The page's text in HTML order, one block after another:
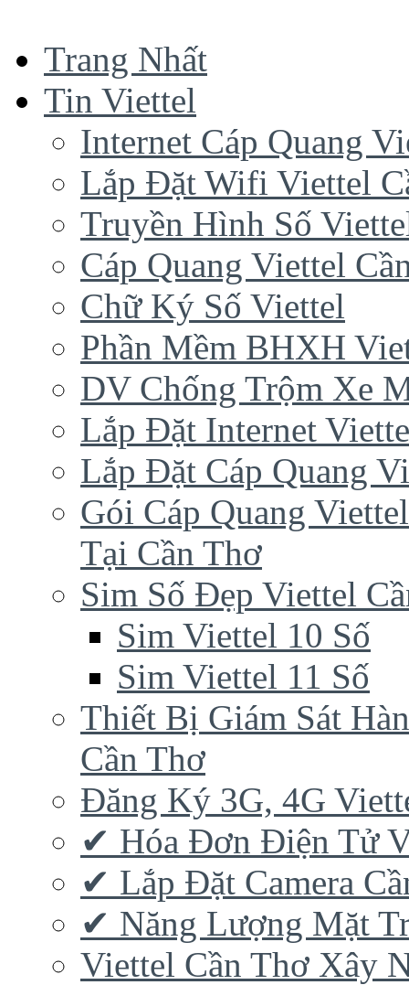
Trang Nhất
Tin Viettel
Internet Cáp Quang
Lắp Đặt Wifi Viettel
Truyền Hình Số
Cáp Quang Viettel
Chữ Ký Số Viettel
Phần Mềm BHXH
DV Chống Trộm Xe
Lắp Đặt Internet
Lắp Đặt Cáp Quang
Gói Cáp Quang
Tại Cần Thơ
Sim Số Đẹp Viettel
Sim Viettel 10 Số
Sim Viettel 11 Số
Thiết Bị Giám Sát
Cần Thơ
Đăng Ký 3G, 4G
✔‎ Hóa Đơn Điện Tử
✔‎ Lắp Đặt Camera
✔‎ Năng Lượng Mặt
Viettel Cần Thơ Xây